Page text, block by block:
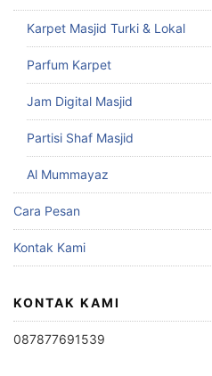
Karpet Masjid Turki & Lokal
Parfum Karpet
Jam Digital Masjid
Partisi Shaf Masjid
Al Mummayaz
Cara Pesan
Kontak Kami
KONTAK KAMI
087877691539